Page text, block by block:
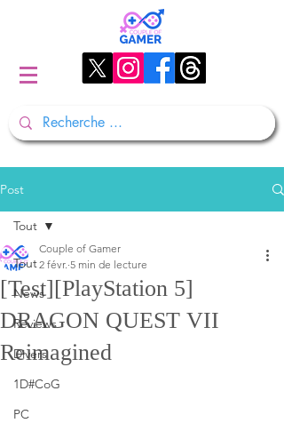
Post
Tout
News
Reviews
Divers
1D#CoG
PC
Tout
[Test][PlayStation 5]
DRAGON QUEST VII
Reimagined
Couple of Gamer
2 févr. 5 min de lecture